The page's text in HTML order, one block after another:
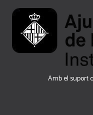
Amb el suport